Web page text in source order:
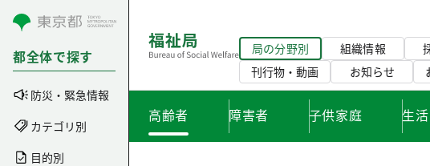
コンテンツにスキップ
都全体で探す
防災・緊急情報
カテゴリ別
目的別
局の分野別 組織情報
刊行物・動画
お知らせ
高齢者 障害者 子供家庭 生